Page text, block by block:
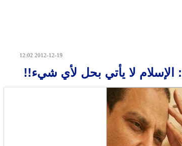
2012-12-19 12:02
الإسلام لا يأتي بحل لأي شيء!!